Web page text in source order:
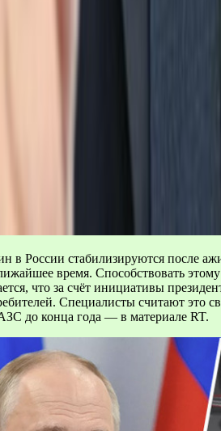
в России стабилизируются после
время. Способствовать
что за счёт инициативы
Специалисты считают это
до конца года — в материале RT.